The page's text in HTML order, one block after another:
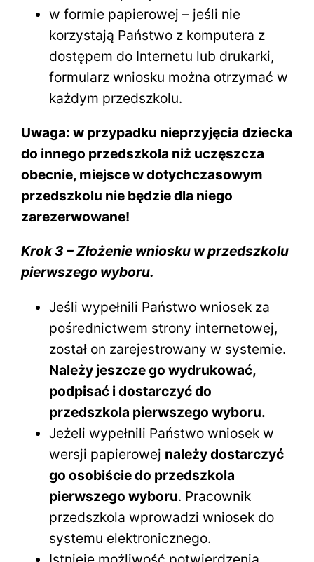
w formie papierowej – jeśli nie
korzystają Państwo z komputera z
dostępem do Internetu lub drukarki,
formularz wniosku można otrzymać w
każdym przedszkolu.
Uwaga: w przypadku nieprzyjęcia dziecka
do innego przedszkola niż uczęszcza
obecnie, miejsce w dotychczasowym
przedszkolu nie będzie dla niego
zarezerwowane!
Krok 3 – Złożenie wniosku w przedszkolu
pierwszego wyboru.
Jeśli wypełnili Państwo wniosek za
pośrednictwem strony internetowej,
został on zarejestrowany w systemie.
Należy jeszcze go wydrukować,
podpisać i dostarczyć do
przedszkola pierwszego wyboru.
Jeżeli wypełnili Państwo wniosek w
wersji papierowej należy dostarczyć
go osobiściedo przedszkola
pierwszego wyboru. Pracownik
przedszkola wprowadzi wniosek do
systemu elektronicznego.